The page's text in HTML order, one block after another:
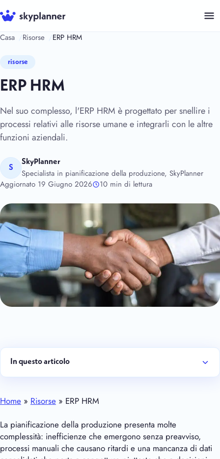
Vai
al
contenuto
Casa Risorse ERP HRM
risorse
ERP HRM
Nel suo complesso, l'ERP HRM è progettato per snellire i
processi relativi alle risorse umane e integrarli con le altre
funzioni aziendali.
S
SkyPlanner
Specialista in pianificazione della produzione, SkyPlanner
Aggiornato 19 Giugno 2026
10 min di lettura
In questo articolo
Home » Risorse » ERP HRM
La pianificazione della produzione presenta molte
complessità: inefficienze che emergono senza preavviso,
processi manuali che causano ritardi e una mancanza di dati